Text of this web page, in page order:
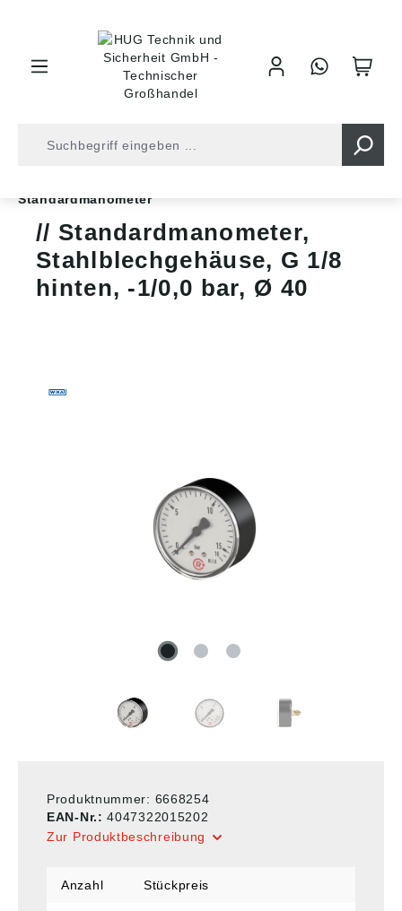
Standardmanometer
Standardmanometer,
Stahlblechgehäuse, G 1/8
hinten, -1/0,0 bar, Ø 40
Produktnummer: 6668254
EAN-Nr.:4047322015202
Zur Produktbeschreibung
Anzahl Stückpreis